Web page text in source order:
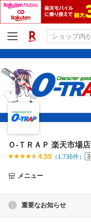
Ｏ-ＴＲＡＰ 楽天市場店
4.55 （ 1,736件）
メニュー
重要なお知らせ